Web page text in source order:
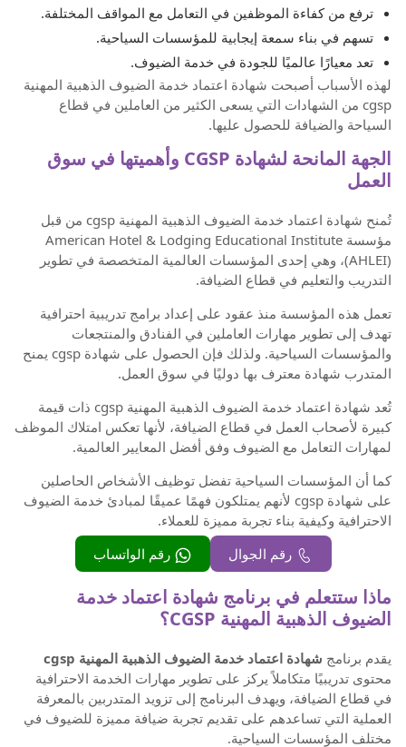
ترفع من كفاءة الموظفين في التعامل مع المواقف المختلفة.
تسهم في بناء سمعة إيجابية للمؤسسات السياحية.
تعد معيارًا عالميًا للجودة في خدمة الضيوف.
لهذه الأسباب أصبحت شهادة اعتماد خدمة الضيوف الذهبية المهنية
cgsp من الشهادات التي يسعى الكثير من العاملين في قطاع
السياحة والضيافة للحصول عليها.
الجهة المانحة لشهادة CGSP وأهميتها في سوق
العمل
تُمنح شهادة اعتماد خدمة الضيوف الذهبية المهنية cgsp من قبل
مؤسسة American Hotel & Lodging Educational Institute
(AHLEI)، وهي إحدى المؤسسات العالمية المتخصصة في تطوير
التدريب والتعليم في قطاع الضيافة.
تعمل هذه المؤسسة منذ عقود على إعداد برامج تدريبية احترافية
تهدف إلى تطوير مهارات العاملين في الفنادق والمنتجعات
والمؤسسات السياحية. ولذلك فإن الحصول على شهادة cgsp يمنح
المتدرب شهادة معترف بها دوليًا في سوق العمل.
تُعد شهادة اعتماد خدمة الضيوف الذهبية المهنية cgsp ذات قيمة
كبيرة لأصحاب العمل في قطاع الضيافة، لأنها تعكس امتلاك الموظف
لمهارات التعامل مع الضيوف وفق أفضل المعايير العالمية.
كما أن المؤسسات السياحية تفضل توظيف الأشخاص الحاصلين
على شهادة cgsp لأنهم يمتلكون فهمًا عميقًا لمبادئ خدمة الضيوف
الاحترافية وكيفية بناء تجربة مميزة للعملاء.
رقم الجوال
رقم الواتساب
ماذا ستتعلم في برنامج شهادة اعتماد خدمة
الضيوف الذهبية المهنية CGSP؟
يقدم برنامج شهادة اعتماد خدمة الضيوف الذهبية المهنية cgsp
محتوى تدريبيًا متكاملاً يركز على تطوير مهارات الخدمة الاحترافية
في قطاع الضيافة، ويهدف البرنامج إلى تزويد المتدربين بالمعرفة
العملية التي تساعدهم على تقديم تجربة ضيافة مميزة للضيوف في
مختلف المؤسسات السياحية.